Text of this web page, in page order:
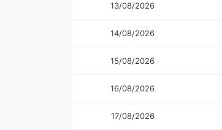
13/08/2026
14/08/2026
15/08/2026
16/08/2026
17/08/2026